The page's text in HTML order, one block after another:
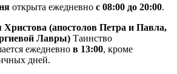
открыта ежедневно с 08:00 до 20:00.
Христова (апостолов Петра и Павла,
Лавры) Таинство
ежедневно в 13:00, кроме
дней.